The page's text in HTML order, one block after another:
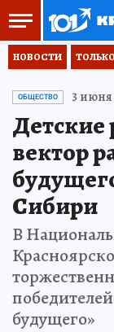
НОВОСТИ
ОБЩЕСТВО 3 июня
Детские
вектор
Сибири
В
будущего»